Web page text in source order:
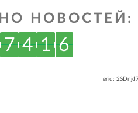
НОВОСТЕЙ:
7 4 1 6
erid: